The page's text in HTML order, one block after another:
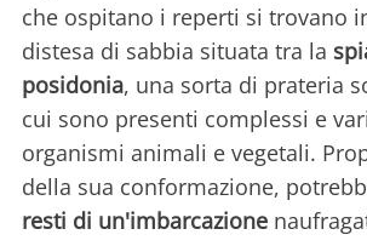
che ospitano i reperti si trovano
distesa di sabbia situata tra la
posidonia, una sorta di prateria
cui sono presenti complessi e
organismi animali e vegetali.
della sua conformazione,
resti di un'imbarcazione